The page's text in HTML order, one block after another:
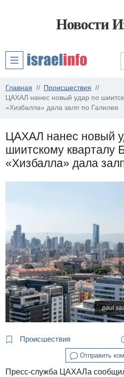
Новости
Главная
Происшествия
ЦАХАЛ нанес новый удар по
«Хизбалла» дала залп по Галилее
ЦАХАЛ нанес новый
шиитскому кварталу
«Хизбалла» дала
paul
Происшествия
Отправить
Пресс-служба ЦАХАЛа